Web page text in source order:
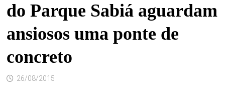
do Parque Sabiá aguardam
ansiosos uma ponte de
concreto
26/08/2015